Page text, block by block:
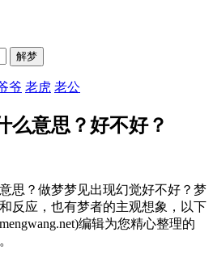
爷 老虎 老公
么意思？好不好？
思？做梦梦见出现幻觉好不好？梦
反应，也有梦者的主观想象，以下
编辑为您精心整理的